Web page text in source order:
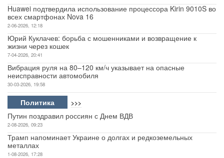
Huawei подтвердила использование процессора Kirin 9010S во
всех смартфонах Nova 16
2-06-2026, 12:18
Юрий Куклачев: борьба с мошенниками и возвращение к
жизни через кошек
7-04-2026, 20:41
Вибрация руля на 80–120 км/ч указывает на опасные
неисправности автомобиля
30-03-2026, 19:58
Политика >>>
Путин поздравил россиян с Днем ВДВ
2-08-2026, 09:23
Трамп напоминает Украине о долгах и редкоземельных
металлах
1-08-2026, 17:28